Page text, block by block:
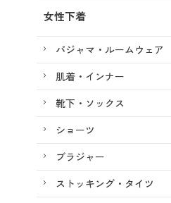
女性下着
パジャマ・ルームウェア
肌着・インナー
靴下・ソックス
ショーツ
ブラジャー
ストッキング・タイツ